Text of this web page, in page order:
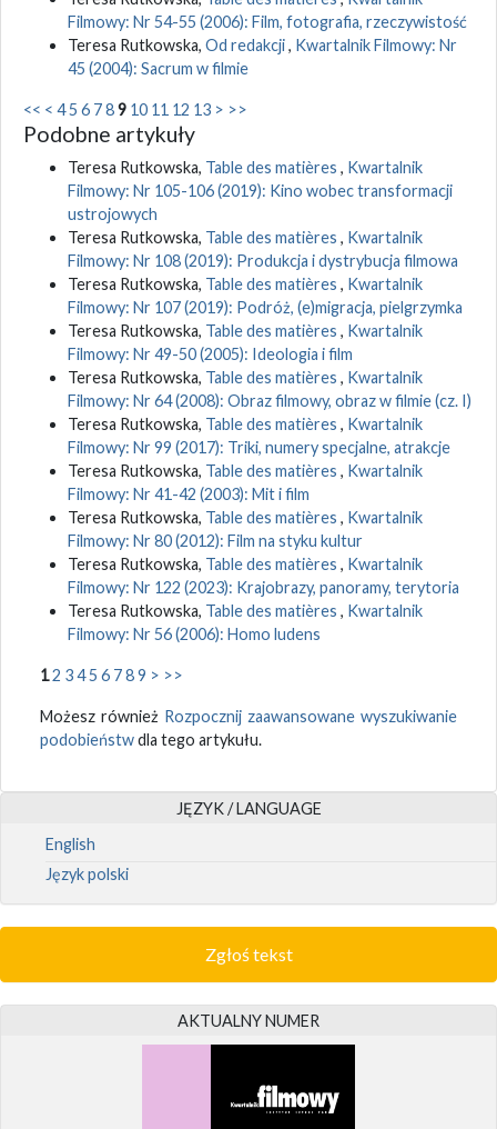
Filmowy: Nr 54-55 (2006): Film, fotografia, rzeczywistość
Teresa Rutkowska, Od redakcji, Kwartalnik Filmowy: Nr
45 (2004): Sacrum w filmie
<< < 45 6 789 10 11 12 13 > >>
Podobne artykuły
Teresa Rutkowska, Table des matières , Kwartalnik
Filmowy: Nr 105-106 (2019): Kino wobec transformacji
ustrojowych
Teresa Rutkowska, Table des matières , Kwartalnik
Filmowy: Nr 108 (2019): Produkcja i dystrybucja filmowa
Teresa Rutkowska, Table des matières , Kwartalnik
Filmowy: Nr 107 (2019): Podróż, (e)migracja, pielgrzymka
Teresa Rutkowska, Table des matières , Kwartalnik
Filmowy: Nr 49-50 (2005): Ideologia i film
Teresa Rutkowska, Table des matières , Kwartalnik
Filmowy: Nr 64 (2008): Obraz filmowy, obraz w filmie (cz. I)
Teresa Rutkowska, Table des matières , Kwartalnik
Filmowy: Nr 99 (2017): Triki, numery specjalne, atrakcje
Teresa Rutkowska, Table des matières , Kwartalnik
Filmowy: Nr 41-42 (2003): Mit i film
Teresa Rutkowska, Table des matières , Kwartalnik
Filmowy: Nr 80 (2012): Film na styku kultur
Teresa Rutkowska, Table des matières , Kwartalnik
Filmowy: Nr 122 (2023): Krajobrazy, panoramy, terytoria
Teresa Rutkowska, Table des matières , Kwartalnik
Filmowy: Nr 56 (2006): Homo ludens
12 345 6 789 > >>
Możesz również Rozpocznij zaawansowane wyszukiwanie
podobieństwdla tego artykułu.
JĘZYK / LANGUAGE
English
Język polski
Zgłoś tekst
AKTUALNY NUMER